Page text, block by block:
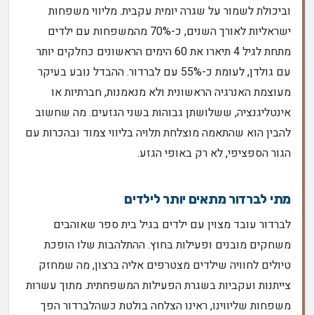
וביכולת לשמור על שגרה יומית עקבית. מליווי משפחות
ישראליות לאורך השנים, כ-70% מהמשפחות עם ילדים
מתחת לגיל 4 תיארו את 60 הימים הראשונים כחלקים יותר
עם גולדן, לעומת כ-55% עם לברדור. ההבדל נובע בעיקר
מעוצמת האנרגיה הראשונית ולא מנאמנות, חברתיות או
אינטליגנציה, ששלושתן גבוהות בשני הגזעים. מה שחשוב
להבין הוא שהתאמה מוצלחת תלויה בליווי צמוד ובהכרות עם
הגור הספציפי, לא רק באופי הגזע.
מתי לברדור מתאים יותר לילדים
לברדור עובד מצוין עם ילדים בגיל בית ספר שאוהבים
משחקים מובנים ופעילות בחוץ. ההתלהבות שלו הופכת
טיולים לחוויה שילדים מצטרפים אליה ברצון, מה שמחזק
צייתנות ועקביות בשגרת הפעילות המשפחתית. מתוך עשרות
משפחות שליווינו, ראינו הצלחה בולטת כשהלברדור הפך